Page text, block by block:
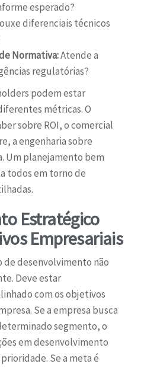
esperado?
diferenciais técnicos
Normativa:Atende a
regulatórias?
podem estar
métricas. O
sobre ROI, o comercial
a engenharia sobre
Um planejamento bem
todos em torno de
Estratégico
Empresariais
de desenvolvimento não
Deve estar
com os objetivos
Se a empresa busca
segmento, o
em desenvolvimento
Se a meta é